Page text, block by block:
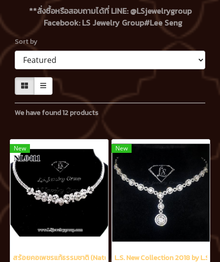
**สั่งซื้อหรือสอบถามได้ที่ LINE: @LSjewelrygroup
Facebook: LS Jewelry Group#Lee Seng
Sort by
We have found 12 products
New
สร้อยคอเพชรแท้ธรรมชาติ (Natural Diamonds) 6.50 Ct.
New
L.S. New Collection 2018 by L.S.